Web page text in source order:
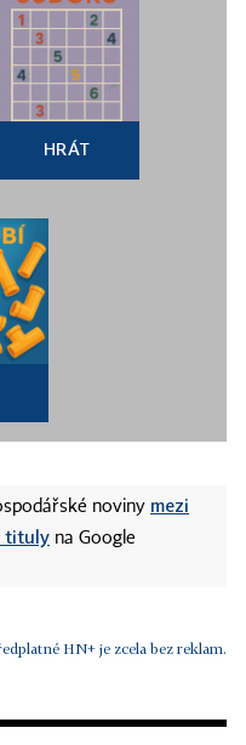
HRÁT
noviny mezi
tituly na Google
HN+ je zcela bez reklam.